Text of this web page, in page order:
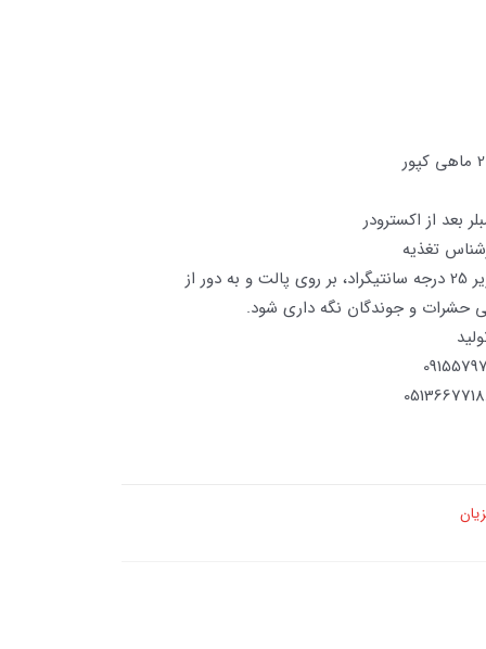
بعد از اکسترودر
تغذیه
شرایط نگه داری : در دمای زیر 25 درجه سانتیگراد، بر روی پالت و به دور از
حشرات و جوندگان نگه داری شود.